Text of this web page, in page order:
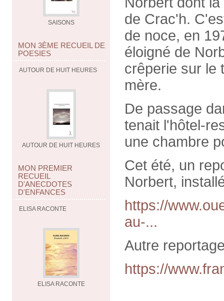
SAISONS
MON 3ÈME RECUEIL DE
POESIES
AUTOUR DE HUIT HEURES
AUTOUR DE HUIT HEURES
MON PREMIER
RECUEIL
D'ANECDOTES
D'ENFANCES
ELISA RACONTE
ELISA RACONTE
de Crac'h.
de noce, en
éloigné de
crêperie sur le
mère.
De passage
tenait l'hôtel-
une chambre
Cet été, un
Norbert,
https://
au-...
Autre
https://